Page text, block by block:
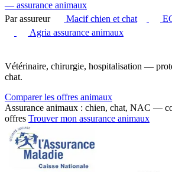
— assurance animaux
Par assureur
Macif chien et chat
Agria assurance animaux
Vétérinaire, chirurgie, hospitalisation —
chat.
Comparer les offres animaux
Assurance animaux : chien, chat, NAC —
offres Trouver mon assurance animaux